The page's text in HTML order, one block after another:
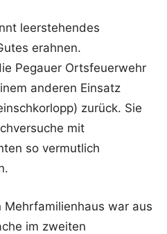
leerstehendes
erahnen.
Pegauer Ortsfeuerwehr
anderen Einsatz
zurück. Sie
mit
so vermutlich
Mehrfamilienhaus war aus
im zweiten